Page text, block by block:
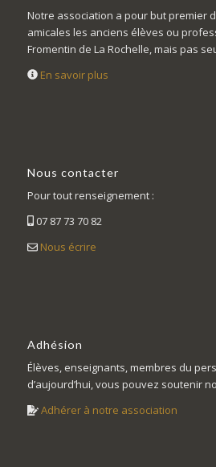
Notre association a pour but premier
amicales les anciens élèves ou
Fromentin de La Rochelle, mais pas
En savoir plus
Nous contacter
Pour tout renseignement :
07 87 73 70 82
Nous écrire
Adhésion
Élèves, enseignants, membres du
d’aujourd’hui, vous pouvez soutenir
Adhérer à notre association